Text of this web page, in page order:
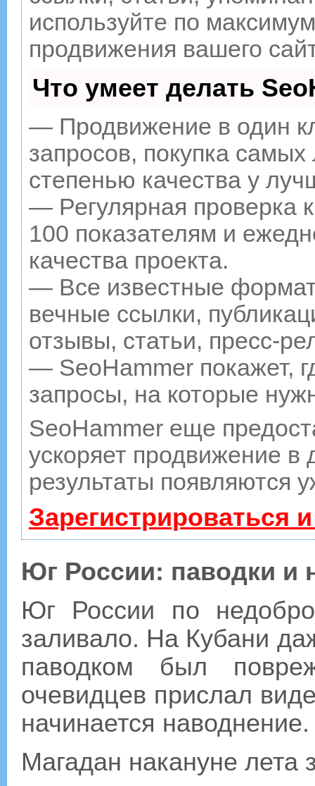
используйте по
продвижения вашего
Что умеет делать
— Продвижение в один
запросов, покупка
степенью качества у
— Регулярная проверка
100 показателям и
качества проекта.
— Все известные
вечные ссылки,
отзывы, статьи, пресс-
— SeoHammer покажет,
запросы, на которые
SeoHammer еще
ускоряет продвижение в
результаты появляются
Зарегистрироваться
Юг России: паводки и
Юг России по
заливало. На Кубани
паводком был
очевидцев прислал
начинается наводнение.
Магадан накануне лета